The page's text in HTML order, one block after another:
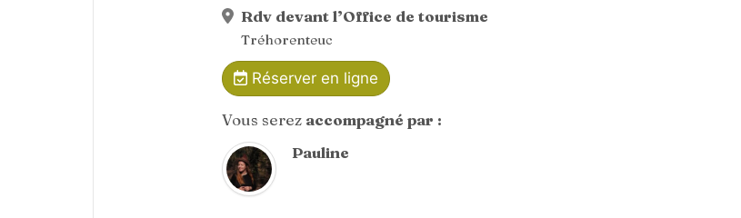
Rdv devant l’Office de tourisme
Tréhorenteuc
Réserver en ligne
Vous serez accompagné par :
Pauline